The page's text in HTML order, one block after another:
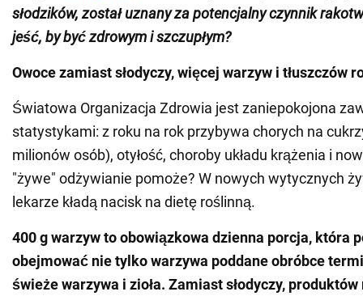
słodzików, został uznany za potencjalny czynnik
jeść, by być zdrowym i szczupłym?
Owoce zamiast słodyczy, więcej warzyw i tłuszczów
Światowa Organizacja Zdrowia jest zaniepokojona
statystykami: z roku na rok przybywa chorych na
milionów osób), otyłość, choroby układu krążenia i
"żywe" odżywianie pomoże? W nowych wytycznych
lekarze kładą nacisk na dietę roślinną.
400 g warzyw to obowiązkowa dzienna porcja, która
obejmować nie tylko warzywa poddane obróbce
świeże warzywa i zioła. Zamiast słodyczy,